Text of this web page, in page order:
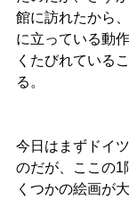
館に訪れたから
に立っている動
くたびれている
る。
今日はまずドイ
のだが、ここの1
くつかの絵画が